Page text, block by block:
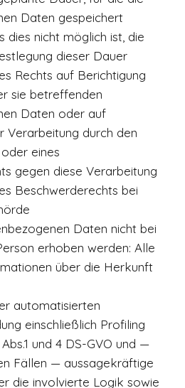
Daten gespeichert
dies nicht möglich ist, die
dieser Dauer
Rechts auf Berichtigung
sie betreffenden
Daten oder auf
Verarbeitung durch den
eines
gegen diese Verarbeitung
Beschwerderechts bei
Daten nicht bei
erhoben werden: Alle
über die Herkunft
automatisierten
einschließlich Profiling
und 4 DS-GVO und —
Fällen — aussagekräftige
die involvierte Logik sowie